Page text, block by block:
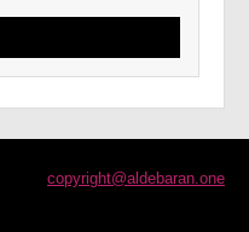
copyright@aldebaran.one